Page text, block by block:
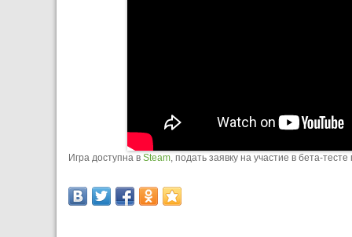
Игра доступна в Steam, подать заявку на участие в бета-